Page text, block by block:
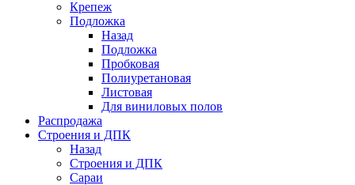
Крепеж
Подложка
Назад
Подложка
Пробковая
Полиуретановая
Листовая
Для виниловых полов
Распродажа
Строения и ДПК
Назад
Строения и ДПК
Сараи